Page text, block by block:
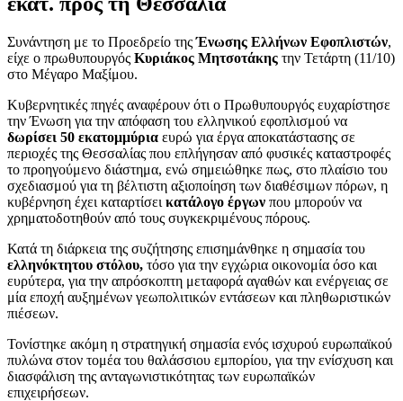
Συνάντηση με το Προεδρείο τηςΈνωσης Ελλήνων Εφοπλιστών,
είχε ο πρωθυπουργός Κυριάκος Μητσοτάκης την Τετάρτη (11/10)
στο Μέγαρο Μαξίμου.
Κυβερνητικές πηγές αναφέρουν ότι ο Πρωθυπουργός ευχαρίστησε
την Ένωση για την απόφαση του ελληνικού εφοπλισμού να
δωρίσει 50 εκατομμύρια ευρώ για έργα αποκατάστασης σε
περιοχές της Θεσσαλίας που επλήγησαν από φυσικές καταστροφές
το προηγούμενο διάστημα, ενώ σημειώθηκε πως, στο πλαίσιο του
σχεδιασμού για τη βέλτιστη αξιοποίηση των διαθέσιμων πόρων, η
κυβέρνηση έχει καταρτίσει κατάλογο έργων που μπορούν να
χρηματοδοτηθούν από τους συγκεκριμένους πόρους.
Κατά τη διάρκεια της συζήτησης επισημάνθηκε η σημασία του
ελληνόκτητου στόλου, τόσο για την εγχώρια οικονομία όσο και
ευρύτερα, για την απρόσκοπτη μεταφορά αγαθών και ενέργειας σε
μία εποχή αυξημένων γεωπολιτικών εντάσεων και πληθωριστικών
πιέσεων.
Τονίστηκε ακόμη η στρατηγική σημασία ενός ισχυρού ευρωπαϊκού
πυλώνα στον τομέα του θαλάσσιου εμπορίου, για την ενίσχυση και
διασφάλιση της ανταγωνιστικότητας των ευρωπαϊκών
επιχειρήσεων.